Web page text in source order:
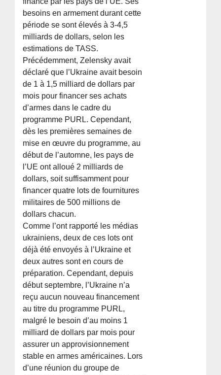
besoins en armement durant cette
période se sont élevés à 3-4,5
milliards de dollars, selon les
estimations de TASS.
Précédemment, Zelensky avait
déclaré que l’Ukraine avait besoin
de 1 à 1,5 milliard de dollars par
mois pour financer ses achats
d’armes dans le cadre du
programme PURL. Cependant,
dès les premières semaines de
mise en œuvre du programme, au
début de l’automne, les pays de
l’UE ont alloué 2 milliards de
dollars, soit suffisamment pour
financer quatre lots de fournitures
militaires de 500 millions de
dollars chacun.
Comme l’ont rapporté les médias
ukrainiens, deux de ces lots ont
déjà été envoyés à l’Ukraine et
deux autres sont en cours de
préparation. Cependant, depuis
début septembre, l’Ukraine n’a
reçu aucun nouveau financement
au titre du programme PURL,
malgré le besoin d’au moins 1
milliard de dollars par mois pour
assurer un approvisionnement
stable en armes américaines. Lors
d’une réunion du groupe de